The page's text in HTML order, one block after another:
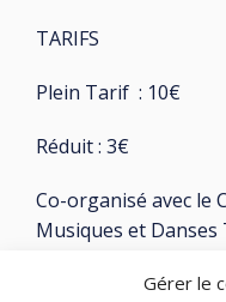
Gérer le
TARIFS
Plein Tarif : 10€
Réduit : 3€
Co-organisé avec le
Musiques et